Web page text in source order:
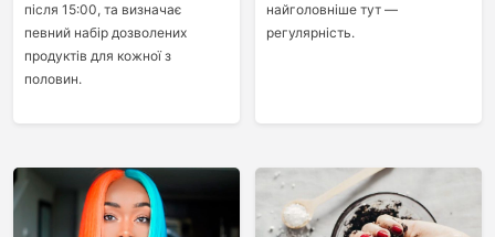
після 15:00, та визначає
певний набір дозволених
продуктів для кожної з
половин.
найголовніше тут —
регулярність.